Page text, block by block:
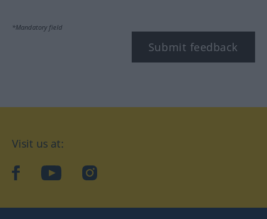
*Mandatory field
Submit feedback
Visit us at:
facebookYouTubeInstagram